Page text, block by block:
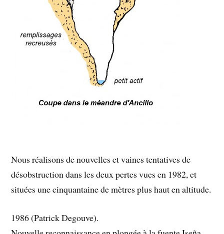
Nous réalisons de nouvelles et vaines tentatives de
désobstruction dans les deux pertes vues en 1982, et
situées une cinquantaine de mètres plus haut en altitude.
1986 (Patrick Degouve).